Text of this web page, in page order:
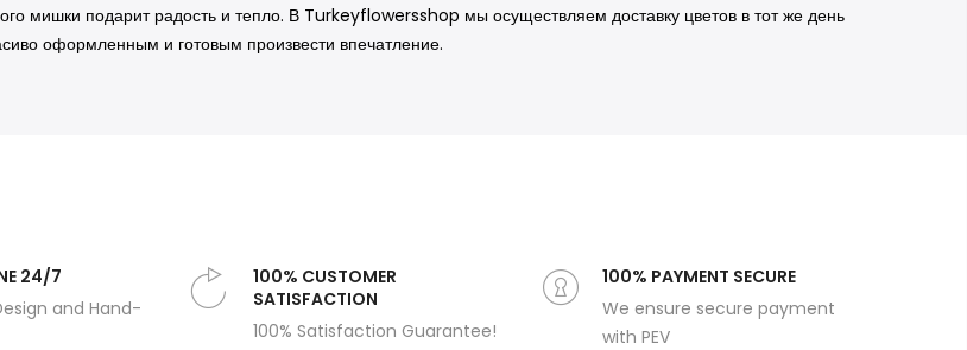
мишки подарит радость и тепло. В Turkeyflowersshop мы осуществляем доставку цветов в тот же день
оформленным и готовым произвести впечатление.
24/7
and Hand-
100% CUSTOMER
SATISFACTION
100% Satisfaction Guarantee!
100% PAYMENT SECURE
We ensure secure payment
with PEV